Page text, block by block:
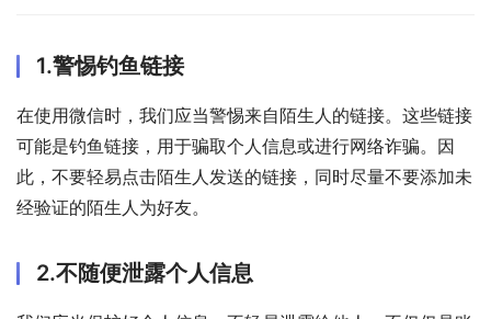
1.警惕钓鱼链接
在使用微信时，我们应当警惕来自陌生人的链接。这些链接
可能是钓鱼链接，用于骗取个人信息或进行网络诈骗。因
此，不要轻易点击陌生人发送的链接，同时尽量不要添加未
经验证的陌生人为好友。
2.不随便泄露个人信息